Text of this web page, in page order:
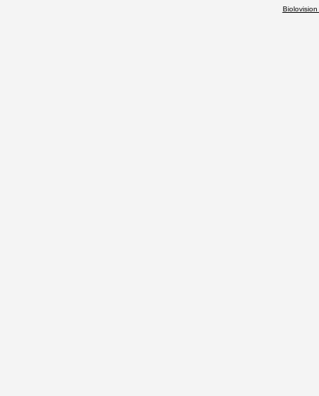
Biolovision